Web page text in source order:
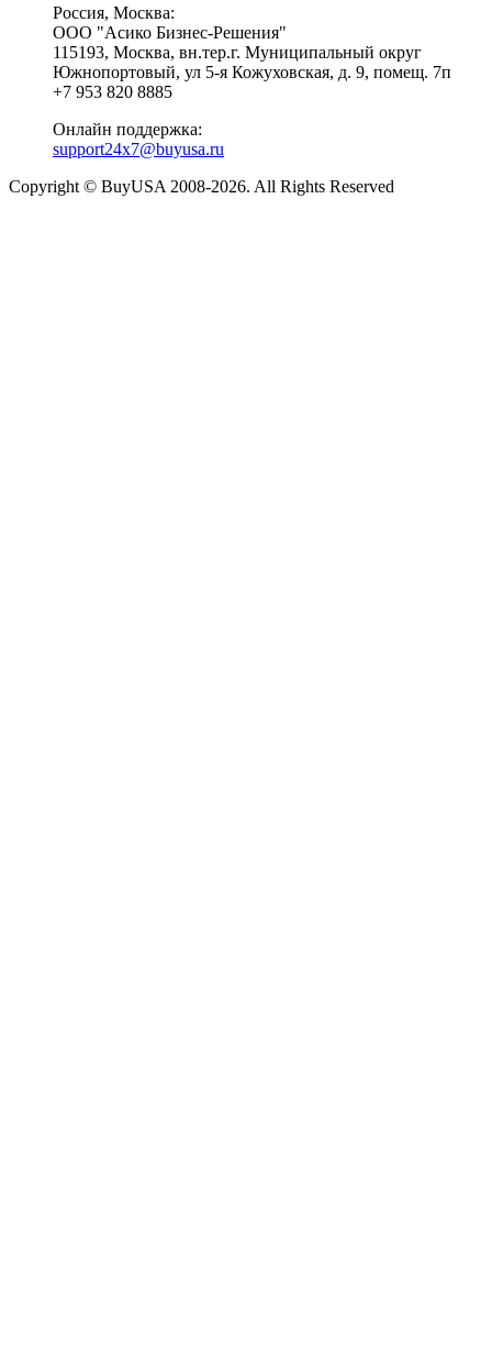
Россия, Москва:
ООО "Асико Бизнес-Решения"
115193, Москва, вн.тер.г. Муниципальный округ
Южнопортовый, ул 5-я Кожуховская, д. 9, помещ. 7п
+7 953 820 8885
Онлайн поддержка:
support24x7@buyusa.ru
Copyright © BuyUSA 2008-2026. All Rights Reserved